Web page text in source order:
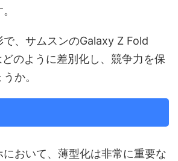
で、サムスンのGalaxy Z Fold
のように差別化し、競争力を保
か。
おいて、薄型化は非常に重要な